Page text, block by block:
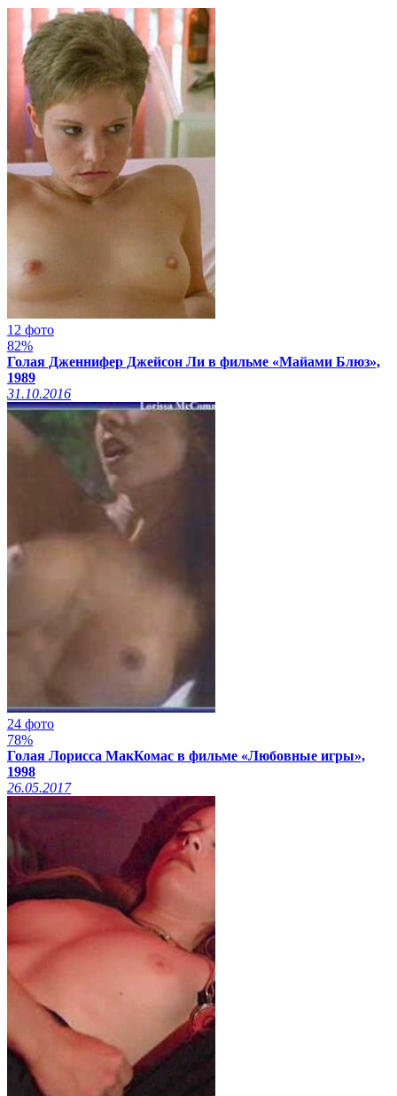
12 фото
82%
Голая Дженнифер Джейсон Ли в фильме «Майами Блюз»,
1989
31.10.2016
24 фото
78%
Голая Лорисса МакКомас в фильме «Любовные игры»,
1998
26.05.2017